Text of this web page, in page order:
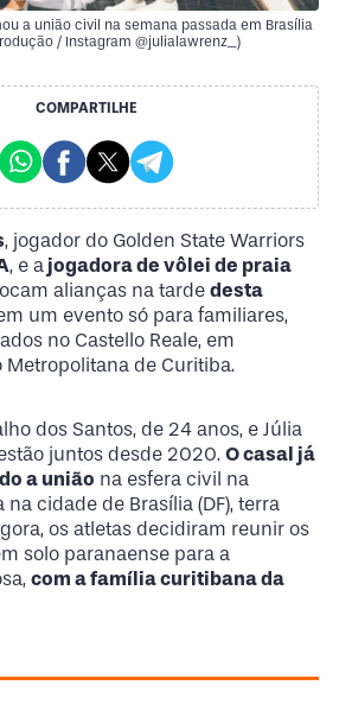
a união civil na semana passada em Brasília
/ Instagram @julialawrenz_)
COMPARTILHE
, jogador do Golden State Warriors
, e a jogadora de vôlei de praia
alianças na tarde desta
um evento só para familiares,
no Castello Reale, em
Metropolitana de Curitiba.
dos Santos, de 24 anos, e Júlia
juntos desde 2020. O casal já
a união na esfera civil na
cidade de Brasília (DF), terra
os atletas decidiram reunir os
solo paranaense para a
com a família curitibana da